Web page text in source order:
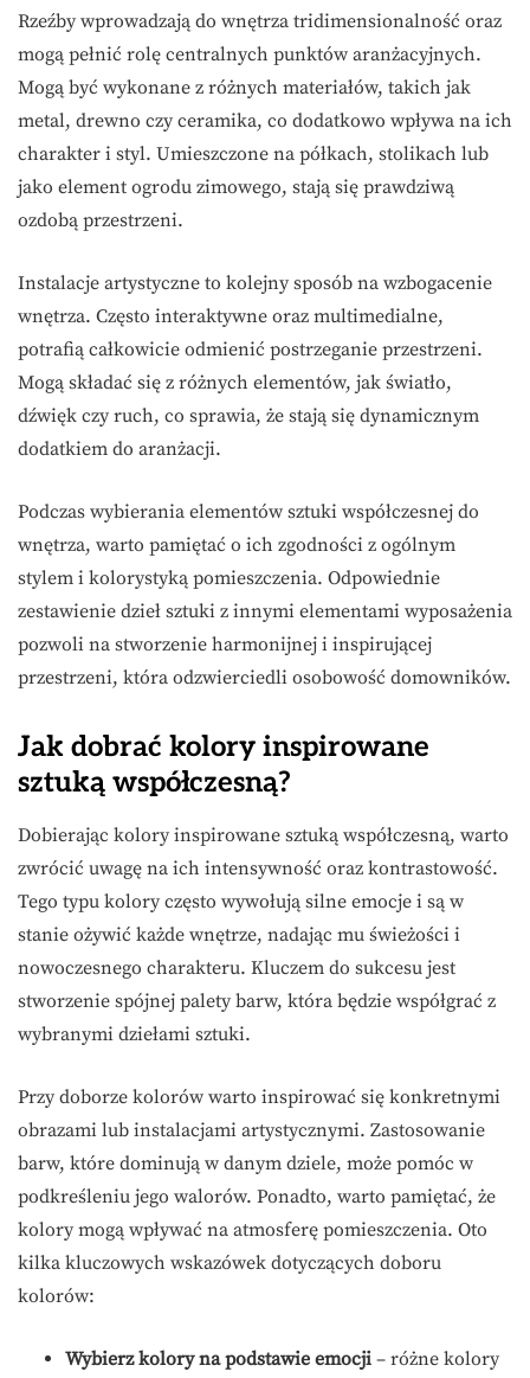
Rzeźby wprowadzają do wnętrza tridimensionalność oraz
mogą pełnić rolę centralnych punktów aranżacyjnych.
Mogą być wykonane z różnych materiałów, takich jak
metal, drewno czy ceramika, co dodatkowo wpływa na ich
charakter i styl. Umieszczone na półkach, stolikach lub
jako element ogrodu zimowego, stają się prawdziwą
ozdobą przestrzeni.
Instalacje artystyczne to kolejny sposób na wzbogacenie
wnętrza. Często interaktywne oraz multimedialne,
potrafią całkowicie odmienić postrzeganie przestrzeni.
Mogą składać się z różnych elementów, jak światło,
dźwięk czy ruch, co sprawia, że stają się dynamicznym
dodatkiem do aranżacji.
Podczas wybierania elementów sztuki współczesnej do
wnętrza, warto pamiętać o ich zgodności z ogólnym
stylem i kolorystyką pomieszczenia. Odpowiednie
zestawienie dzieł sztuki z innymi elementami wyposażenia
pozwoli na stworzenie harmonijnej i inspirującej
przestrzeni, która odzwierciedli osobowość domowników.
Jak dobrać kolory inspirowane
sztuką współczesną?
Dobierając kolory inspirowane sztuką współczesną, warto
zwrócić uwagę na ich intensywność oraz kontrastowość.
Tego typu kolory często wywołują silne emocje i są w
stanie ożywić każde wnętrze, nadając mu świeżości i
nowoczesnego charakteru. Kluczem do sukcesu jest
stworzenie spójnej palety barw, która będzie współgrać z
wybranymi dziełami sztuki.
Przy doborze kolorów warto inspirować się konkretnymi
obrazami lub instalacjami artystycznymi. Zastosowanie
barw, które dominują w danym dziele, może pomóc w
podkreśleniu jego walorów. Ponadto, warto pamiętać, że
kolory mogą wpływać na atmosferę pomieszczenia. Oto
kilka kluczowych wskazówek dotyczących doboru
kolorów:
Wybierz kolory na podstawie emocji – różne kolory